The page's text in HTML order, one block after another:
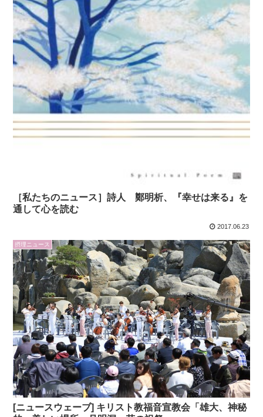
［私たちのニュース］詩人 鄭明析、『幸せは来る』を
通して心を読む
2017.06.23
摂理ニュース
[ニュースウェーブ] キリスト教福音宣教会「雄大、神秘